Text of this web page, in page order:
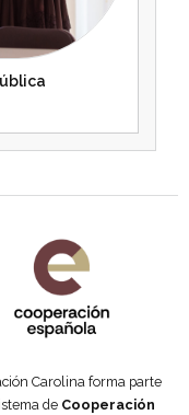
Carolina forma parte
de Cooperación